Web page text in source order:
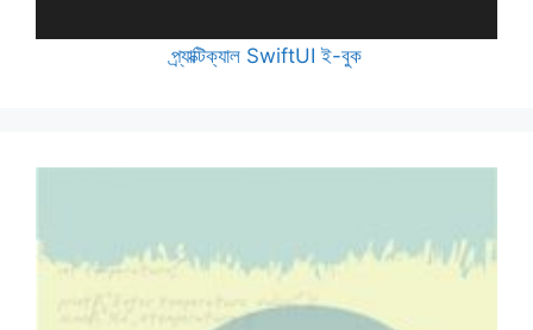
প্র্যাক্টিক্যাল SwiftUI ই-বুক